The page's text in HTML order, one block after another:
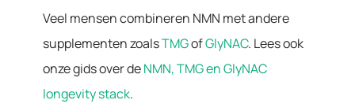
Veel mensen combineren NMN met andere
supplementen zoalsTMGofGlyNAC. Lees ook
onze gids over deNMN, TMG en GlyNAC
longevity stack.